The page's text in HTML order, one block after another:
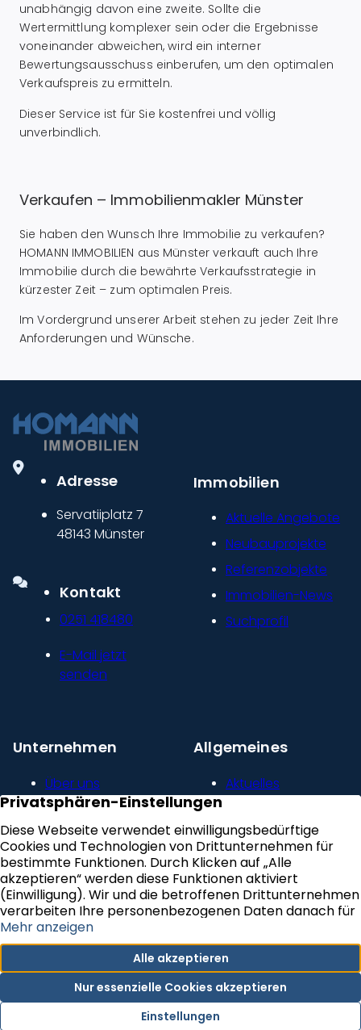
unabhängig davon eine zweite. Sollte die
Wertermittlung komplexer sein oder die Ergebnisse
voneinander abweichen, wird ein interner
Bewertungsausschuss einberufen, um den optimalen
Verkaufspreis zu ermitteln.
Dieser Service ist für Sie kostenfrei und völlig
unverbindlich.
Verkaufen – Immobilienmakler Münster
Sie haben den Wunsch Ihre Immobilie zu verkaufen?
HOMANN IMMOBILIEN aus Münster verkauft auch Ihre
Immobilie durch die bewährte Verkaufsstrategie in
kürzester Zeit – zum optimalen Preis.
Im Vordergrund unserer Arbeit stehen zu jeder Zeit Ihre
Anforderungen und Wünsche.
Adresse
Servatiiplatz 7
48143 Münster
Kontakt
0251 418480
E-Mail jetzt
senden
Immobilien
Aktuelle Angebote
Neubauprojekte
Referenzobjekte
Immobilien-News
Suchprofil
Unternehmen
Über uns
Unser Leitbild
Presse und
Newsroom
Kundenstimmen
Karriere
Allgemeines
Aktuelles
Impressum
Datenschutz
Erklärung zur
Barrierefreiheit
VERTRAG WIDERRUFEN Newsletter Abonnieren